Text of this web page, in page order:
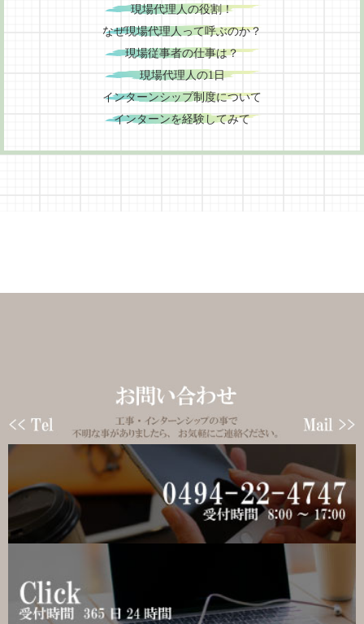
現場代理人の役割！
なぜ現場代理人って呼ぶのか？
現場従事者の仕事は？
現場代理人の1日
インターンシップ制度について
インターンを経験してみて